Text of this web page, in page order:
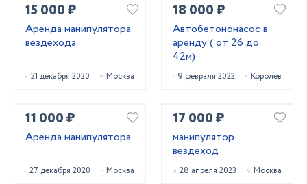
15 000 ₽
Арендa мaнипулятора
вездехода
21 декабря 2020 Москва
18 000 ₽
Автобетононасос в
аренду ( от 26 до
42м)
9 февраля 2022 Королев
11 000 ₽
Аренда манипулятора
27 декабря 2020 Москва
17 000 ₽
манипулятор-
вездеход
28 апреля 2023 Москва